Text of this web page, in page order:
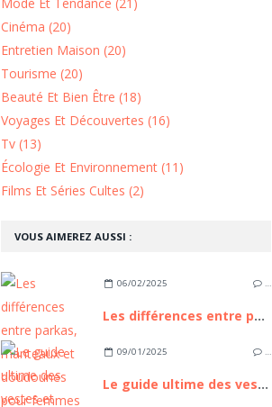
VOUS AIMEREZ AUSSI :
06/02/2025 …
Les différences entre parkas, manteaux et doudounes pour femmes
09/01/2025 …
Le guide ultime des vestes et blousons pour femmes à porter au quotidien
Cinéma (20)
Entretien Maison (20)
Tourisme (20)
Beauté Et Bien Être (18)
Voyages Et Découvertes (16)
Tv (13)
Écologie Et Environnement (11)
Films Et Séries Cultes (2)